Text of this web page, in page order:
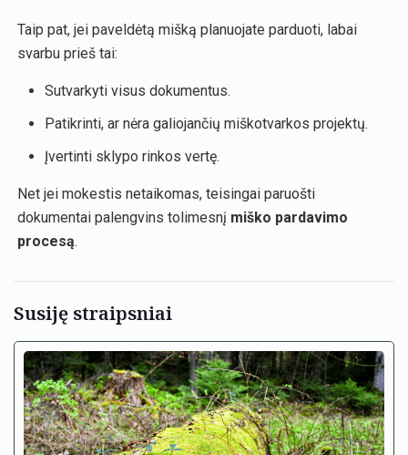
Taip pat, jei paveldėtą mišką planuojate parduoti, labai
svarbu prieš tai:
Sutvarkyti visus dokumentus.
Patikrinti, ar nėra galiojančių miškotvarkos projektų.
Įvertinti sklypo rinkos vertę.
Net jei mokestis netaikomas, teisingai paruošti
dokumentai palengvins tolimesnį miško pardavimo
procesą.
Susiję straipsniai